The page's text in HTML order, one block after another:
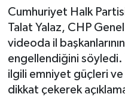
Cumhuriyet Halk
Talat Yalaz, CHP
videoda il
engellendiğini söyledi.
ilgili emniyet güçleri
dikkat çekerek